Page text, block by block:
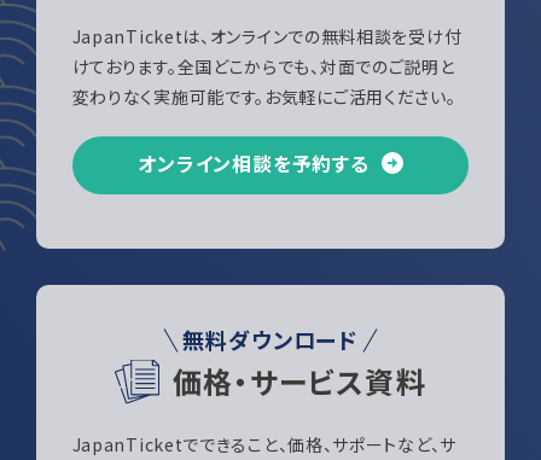
JapanTicketは、オンラインでの無料相談を受け付
けております。全国どこからでも、対面でのご説明と
変わりなく実施可能です。お気軽にご活用ください。
オンライン相談を予約する
無料ダウンロード
価格・サービス資料
JapanTicketでできること、価格、サポートなど、サ